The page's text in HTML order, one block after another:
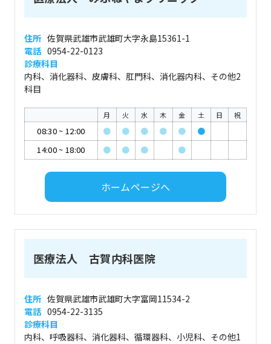
住所 佐賀県武雄市武雄町大字永島15361-1
電話 0954-22-0123
診療科目
内科、消化器科、皮膚科、肛門科、消化器内科、その他2
科目
月 火 水 木 金 土 日 祝
08:30~ 12:00 ● ● ● ● ●
●
14:00~ 18:00 ● ● ● ●
ホームページへ
医療法人 古賀内科医院
住所 佐賀県武雄市武雄町大字富岡11534-2
電話 0954-22-3135
診療科目
内科、呼吸器科、消化器科、循環器科、小児科、その他1